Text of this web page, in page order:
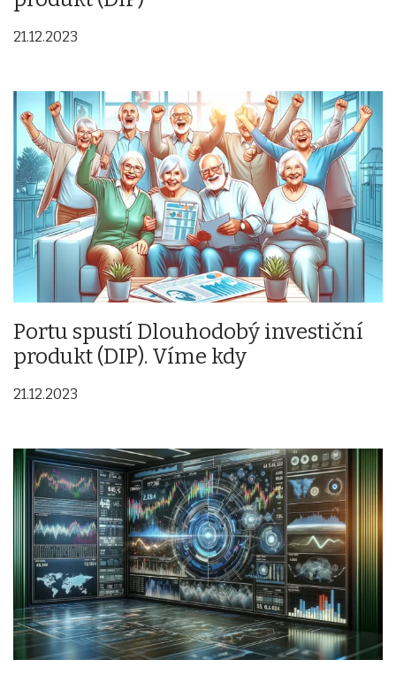
21.12.2023
Portu spustí Dlouhodobý investiční
produkt (DIP). Víme kdy
21.12.2023